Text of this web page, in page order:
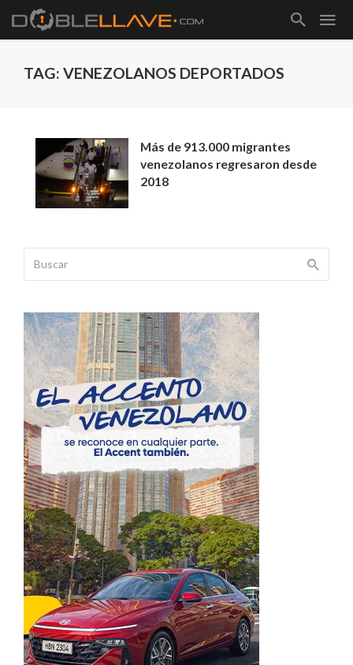
TAG: VENEZOLANOS DEPORTADOS
Más de 913.000 migrantes
venezolanos regresaron desde
2018